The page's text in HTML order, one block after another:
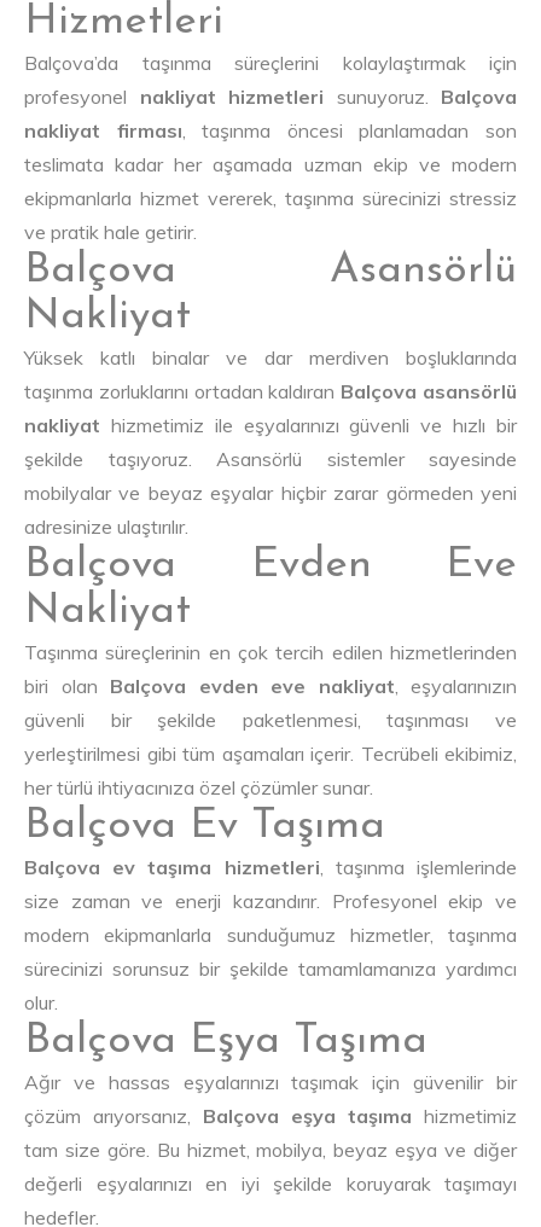
Hizmetleri
Balçova’da taşınma süreçlerini kolaylaştırmak için
profesyonel nakliyat hizmetleri sunuyoruz. Balçova
nakliyat firması, taşınma öncesi planlamadan son
teslimata kadar her aşamada uzman ekip ve modern
ekipmanlarla hizmet vererek, taşınma sürecinizi stressiz
ve pratik hale getirir.
Balçova Asansörlü
Nakliyat
Yüksek katlı binalar ve dar merdiven boşluklarında
taşınma zorluklarını ortadan kaldıran Balçova asansörlü
nakliyat hizmetimiz ile eşyalarınızı güvenli ve hızlı bir
şekilde taşıyoruz. Asansörlü sistemler sayesinde
mobilyalar ve beyaz eşyalar hiçbir zarar görmeden yeni
adresinize ulaştırılır.
Balçova Evden Eve
Nakliyat
Taşınma süreçlerinin en çok tercih edilen hizmetlerinden
biri olan Balçova evden eve nakliyat, eşyalarınızın
güvenli bir şekilde paketlenmesi, taşınması ve
yerleştirilmesi gibi tüm aşamaları içerir. Tecrübeli ekibimiz,
her türlü ihtiyacınıza özel çözümler sunar.
Balçova Ev Taşıma
Balçova ev taşıma hizmetleri, taşınma işlemlerinde
size zaman ve enerji kazandırır. Profesyonel ekip ve
modern ekipmanlarla sunduğumuz hizmetler, taşınma
sürecinizi sorunsuz bir şekilde tamamlamanıza yardımcı
olur.
Balçova Eşya Taşıma
Ağır ve hassas eşyalarınızı taşımak için güvenilir bir
çözüm arıyorsanız, Balçova eşya taşıma hizmetimiz
tam size göre. Bu hizmet, mobilya, beyaz eşya ve diğer
değerli eşyalarınızı en iyi şekilde koruyarak taşımayı
hedefler.